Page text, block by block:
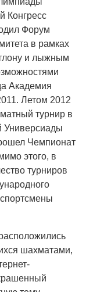
Конгресс
Форум
в рамках
и лыжным
Академия
Летом 2012
турнир в
Универсиады
Чемпионат
этого, в
турниров
шахматами,